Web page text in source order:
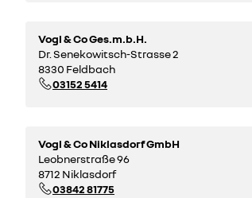
Vogl & Co Ges.m.b.H.
Dr. Senekowitsch-Strasse 2
8330 Feldbach
03152 5414
Vogl & Co Niklasdorf GmbH
Leobnerstraße 96
8712 Niklasdorf
03842 81775